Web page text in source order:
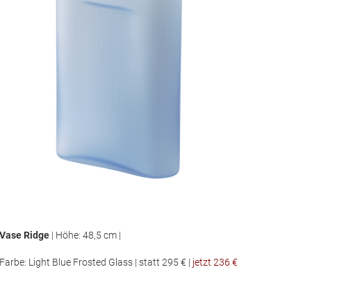
Vase Ridge | Höhe: 48,5 cm |
Farbe: Light Blue Frosted Glass | statt 295 € | jetzt 236 €